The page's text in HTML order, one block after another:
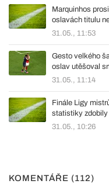
Marquinhos
oslavách titulu
31.05., 11:53
Gesto velkého
oslav utěšoval
31.05., 11:14
Finále Ligy
statistiky
31.05., 10:26
KOMENTÁŘE (112)